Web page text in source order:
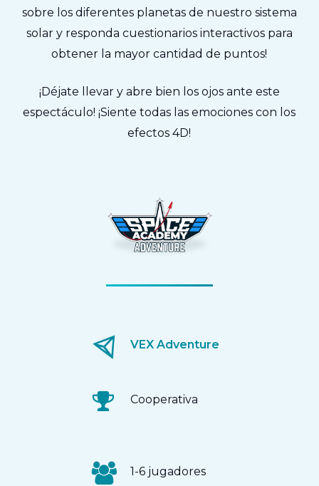
VEX Adventure
Cooperativa
1-6 jugadores
sobre los diferentes planetas de nuestro sistema
solar y responda cuestionarios interactivos para
obtener la mayor cantidad de puntos!
¡Déjate llevar y abre bien los ojos ante este
espectáculo! ¡Siente todas las emociones con los
efectos 4D!